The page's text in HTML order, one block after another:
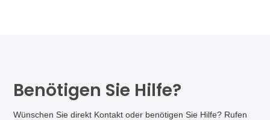
Benötigen Sie Hilfe?
Wünschen Sie direkt Kontakt oder benötigen Sie Hilfe? Rufen